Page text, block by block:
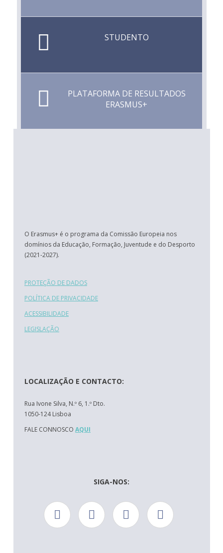
STUDENTO
PLATAFORMA DE RESULTADOS
ERASMUS+
O Erasmus+ é o programa da Comissão Europeia nos
domínios da Educação, Formação, Juventude e do Desporto
(2021-2027).
PROTEÇÃO DE DADOS
POLÍTICA DE PRIVACIDADE
ACESSIBILIDADE
LEGISLAÇÃO
LOCALIZAÇÃO E CONTACTO:
Rua Ivone Silva, N.º 6, 1.º Dto.
1050-124 Lisboa
FALE CONNOSCO AQUI
SIGA-NOS: